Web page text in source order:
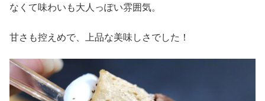
なくて味わいも大人っぽい雰囲気。
甘さも控えめで、上品な美味しさでした！